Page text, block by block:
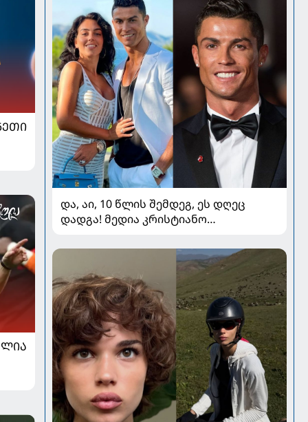
და, აი, 10 წლის შემდეგ, ეს დღეც
დადგა! მედია კრისტიანო
როდრიგესის ქორწილზე წერს